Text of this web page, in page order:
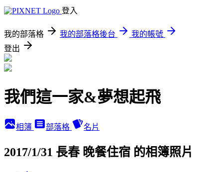
登入
我的部落格 我的部落格後台
我的帳號
登出
我們這一家&夢想起飛
相簿 部落格 名片
2017/1/31 長春 晚餐住宿 的相簿照片